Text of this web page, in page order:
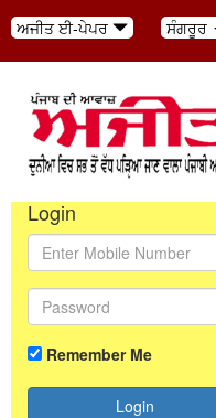
ਅਜੀਤ ਈ-ਪੇਪਰ ਸੰਗਰੂਰ
Login
Remember Me